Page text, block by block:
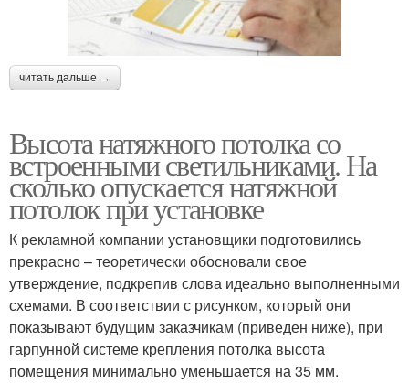
читать дальше →
Высота натяжного потолка со
встроенными светильниками. На
сколько опускается натяжной
потолок при установке
К рекламной компании установщики подготовились
прекрасно – теоретически обосновали свое
утверждение, подкрепив слова идеально выполненными
схемами. В соответствии с рисунком, который они
показывают будущим заказчикам (приведен ниже), при
гарпунной системе крепления потолка высота
помещения минимально уменьшается на 35 мм.